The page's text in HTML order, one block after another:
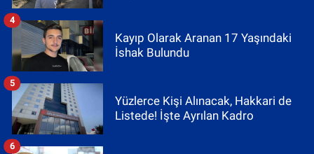
Kayıp Olarak Aranan 17 Yaşındaki
İshak Bulundu
4
Yüzlerce Kişi Alınacak, Hakkari de
Listede! İşte Ayrılan Kadro
5
6